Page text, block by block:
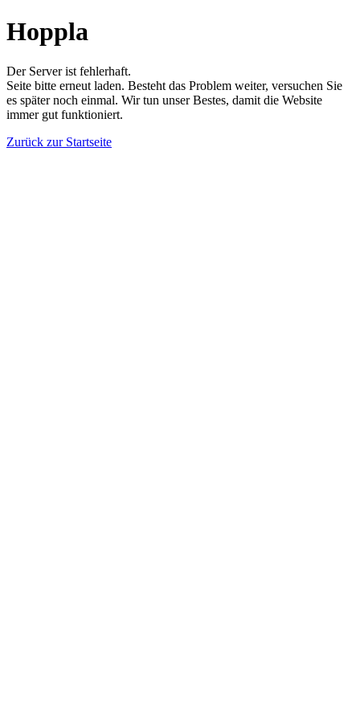
Hoppla
Der Server ist fehlerhaft.
Seite bitte erneut laden. Besteht das Problem weiter, versuchen Sie
es später noch einmal. Wir tun unser Bestes, damit die Website
immer gut funktioniert.
Zurück zur Startseite